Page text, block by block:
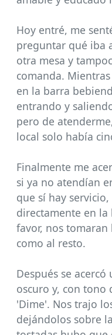
Hoy entré, me
preguntar qué iba
otra mesa y
comanda.
en la barra
entrando y
pero de
local solo había
Finalmente me
si ya no atendían
que sí hay
directamente en
favor, nos tomaran
como al resto.
Después se
oscuro y, con tono
'Dime'. Nos trajo
dejándolos sobre